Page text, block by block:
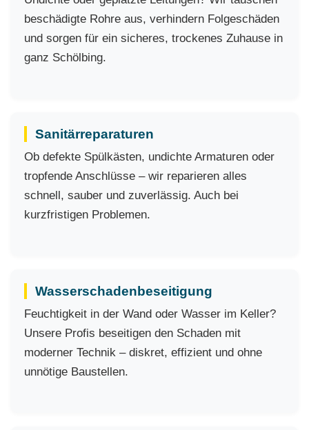
beschädigte Rohre aus, verhindern Folgeschäden
und sorgen für ein sicheres, trockenes Zuhause in
ganz Schölbing.
Sanitärreparaturen
Ob defekte Spülkästen, undichte Armaturen oder
tropfende Anschlüsse – wir reparieren alles
schnell, sauber und zuverlässig. Auch bei
kurzfristigen Problemen.
Wasserschadenbeseitigung
Feuchtigkeit in der Wand oder Wasser im Keller?
Unsere Profis beseitigen den Schaden mit
moderner Technik – diskret, effizient und ohne
unnötige Baustellen.